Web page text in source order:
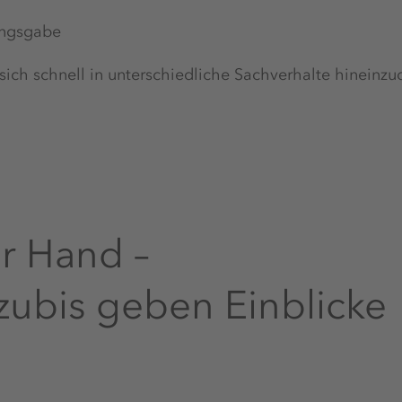
schnell in unterschiedliche Sachverhalte
Hand –
geben Einblicke